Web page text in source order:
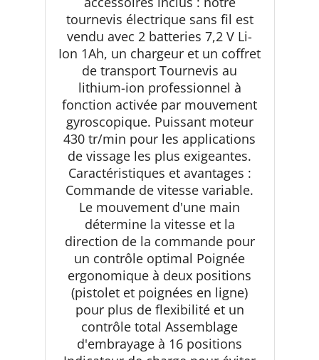
tournevis électrique sans fil est
vendu avec 2 batteries 7,2 V Li-
Ion 1Ah, un chargeur et un coffret
de transport Tournevis au
lithium-ion professionnel à
fonction activée par mouvement
gyroscopique. Puissant moteur
430 tr/min pour les applications
de vissage les plus exigeantes.
Caractéristiques et avantages :
Commande de vitesse variable.
Le mouvement d'une main
détermine la vitesse et la
direction de la commande pour
un contrôle optimal Poignée
ergonomique à deux positions
(pistolet et poignées en ligne)
pour plus de flexibilité et un
contrôle total Assemblage
d'embrayage à 16 positions